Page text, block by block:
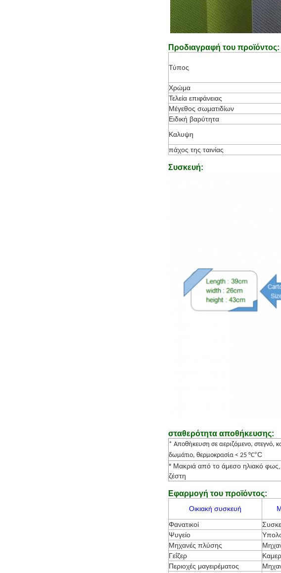
Προδιαγραφή του προϊόντος:
Τύπος
Χρώμα
Τελεία επιφάνειας
Μέγεθος σωματιδίων
Ειδική βαρύτητα
Καλυψη
πάχος της ταινίας
Συσκευή:
σταθερότητα αποθήκευσης:
* Αποθήκευση σε αεριζόμενο, στεγνό,
δωμάτιο, θερμοκρασία < 25 °C°C
* Μακριά από το άμεσο ηλιακό φως,
ζέστη
Εφαρμογή του προϊόντος:
Οικιακή συσκευή
Φανατικοί
Ψυγείο
Μηχανές πλύσης
Γεΐζερ
Περιοχές μαγειρέματος